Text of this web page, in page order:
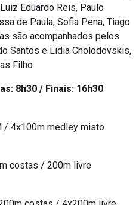
Eduardo Reis, Paulo
de Paula, Sofia Pena, Tiago
são acompanhados pelos
Santos e Lidia Cholodovskis,
Filho.
8h30 / Finais: 16h30
/ 4x100m medley misto
costas / 200m livre